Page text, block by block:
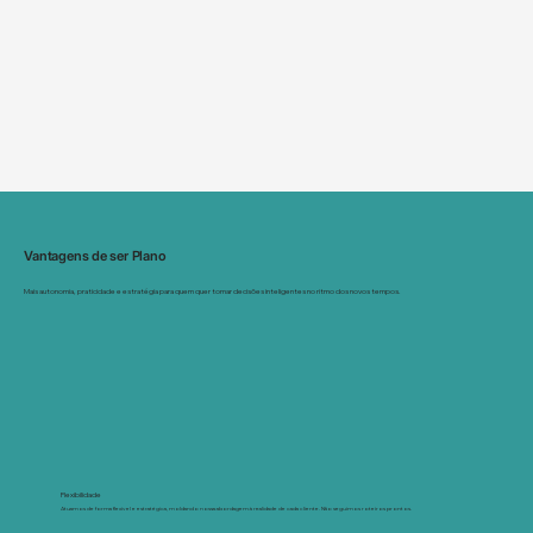
Vantagens de ser Plano
Mais autonomia, praticidade e estratégia para quem quer tomar decisões inteligentes no ritmo dos novos tempos.
Flexibilidade
Atuamos de forma flexível e estratégica, moldando nossa abordagem à realidade de cada cliente. Não seguimos roteiros prontos.